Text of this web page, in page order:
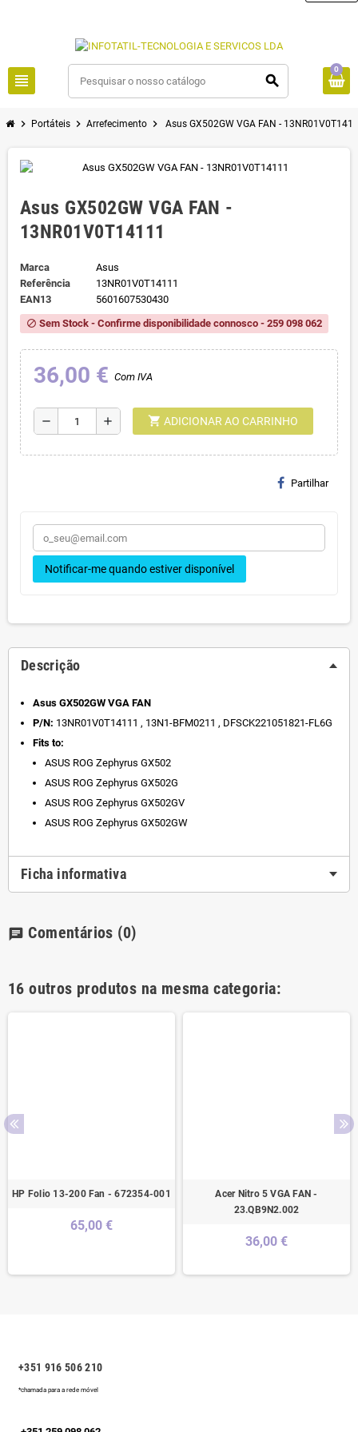
view_headline search
0
chevron_right Portáteis chevron_right Arrefecimento chevron_right Asus GX502GW VGA FAN -
Asus GX502GW VGA FAN -
13NR01V0T14111
Marca
Asus
Referência
13NR01V0T14111
EAN13
5601607530430
block Sem Stock - Confirme disponibilidade connosco - 259 098 062
36,00 € Com IVA
remove add shopping_cart ADICIONAR AO CARRINHO
Partilhar
Notificar-me quando estiver disponível
Descrição
Asus GX502GW VGA FAN
P/N: 13NR01V0T14111 , 13N1-BFM0211 , DFSCK221051821-FL6G
Fits to:
ASUS ROG Zephyrus GX502
ASUS ROG Zephyrus GX502G
ASUS ROG Zephyrus GX502GV
ASUS ROG Zephyrus GX502GW
Ficha informativa
chat Comentários (0)
16 outros produtos na mesma categoria:
HP Folio 13-200 Fan - 672354-001
65,00 €
Acer Nitro 5 VGA FAN -
23.QB9N2.002
36,00 €
+351 916 506 210
*chamada para a rede móvel